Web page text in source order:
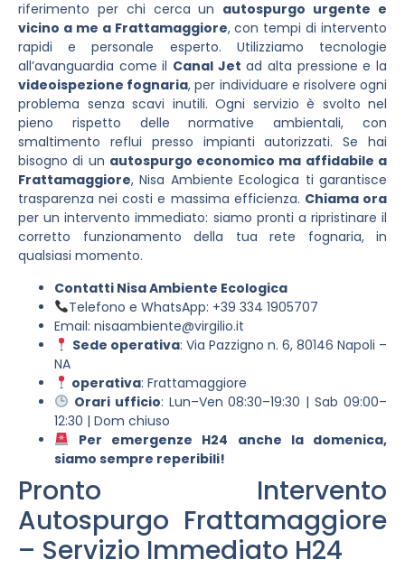
riferimento per chi cerca un autospurgo urgente e
vicino a me a Frattamaggiore, con tempi di intervento
rapidi e personale esperto. Utilizziamo tecnologie
all’avanguardia come il Canal Jet ad alta pressione e la
videoispezione fognaria, per individuare e risolvere ogni
problema senza scavi inutili. Ogni servizio è svolto nel
pieno rispetto delle normative ambientali, con
smaltimento reflui presso impianti autorizzati. Se hai
bisogno di un autospurgo economico ma affidabile a
Frattamaggiore, Nisa Ambiente Ecologica ti garantisce
trasparenza nei costi e massima efficienza. Chiama ora
per un intervento immediato: siamo pronti a ripristinare il
corretto funzionamento della tua rete fognaria, in
qualsiasi momento.
Contatti Nisa Ambiente Ecologica
Telefono e WhatsApp: +39 334 1905707
Email: nisaambiente@virgilio.it
Sede operativa: Via Pazzigno n. 6, 80146 Napoli –
NA
operativa: Frattamaggiore
Orari ufficio: Lun–Ven 08:30–19:30 | Sab 09:00–
12:30 | Dom chiuso
Per emergenze H24 anche la domenica,
siamo sempre reperibili!
Pronto Intervento
Autospurgo Frattamaggiore
– Servizio Immediato H24